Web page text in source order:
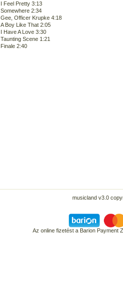
I Feel Pretty 3:13
Somewhere 2:34
Gee, Officer Krupke 4:18
A Boy Like That 2:05
I Have A Love 3:30
Taunting Scene 1:21
Finale 2:40
musicland v3.0
Az online fizetést a Barion Payment